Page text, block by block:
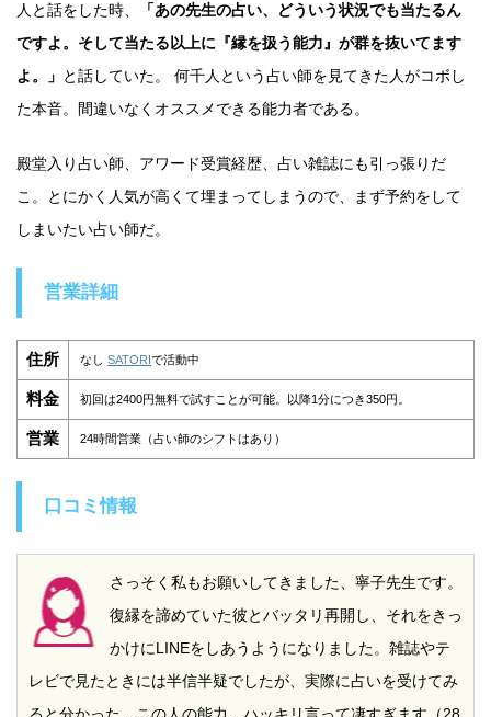
人と話をした時、
「あの先生の占い、どういう状況でも当たるん
ですよ。そして当たる以上に『縁を扱う能力』が群を抜いてます
よ。」 と話していた。 何千人という占い師を見てきた人がコボし
た本音。間違いなくオススメできる能力者である。
殿堂入り占い師、アワード受賞経歴、占い雑誌にも引っ張りだ
こ。とにかく人気が高くて埋まってしまうので、まず予約をして
しまいたい占い師だ。
営業詳細
住所 なし SATORI で活動中
料金 初回は2400円無料で試すことが可能。以降1分につき350円。
営業 24時間営業（占い師のシフトはあり）
口コミ情報
さっそく私もお願いしてきました、寧子先生です。
復縁を諦めていた彼とバッタリ再開し、それをきっ
かけにLINEをしあうようになりました。雑誌やテ
レビで見たときには半信半疑でしたが、実際に占いを受けてみ